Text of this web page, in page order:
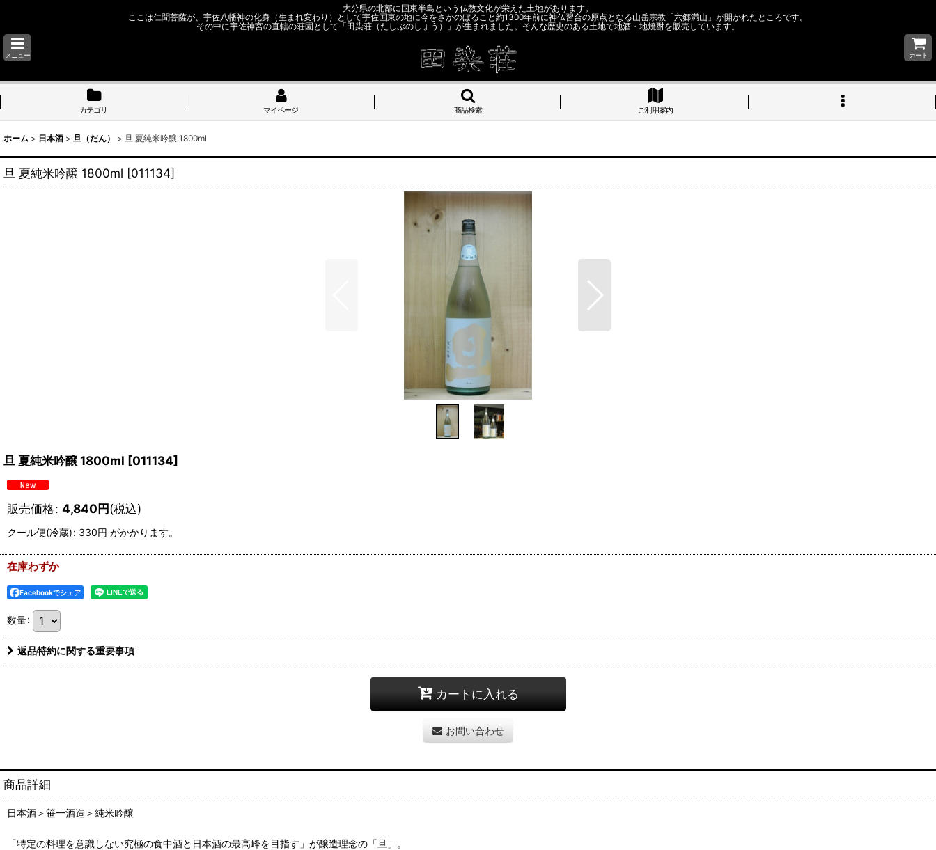
大分県の北部に国東半島という仏教文化が栄えた土地があります。
ここは仁聞菩薩が、宇佐八幡神の化身（生まれ変わり）として宇佐国東の地に今をさかのぼること約1300年前に神仏習合の原点となる山岳宗教「六郷満山」が開かれたところです。
その中に宇佐神宮の直轄の荘園として「田染荘（たしぶのしょう）」が生まれました。そんな歴史のある土地で地酒・地焼酎を販売しています。
メニュー カート
カテゴリ マイページ 商品検索 ご利用案内
ホーム > 日本酒 > 旦（だん） > 旦 夏純米吟醸 1800ml
旦 夏純米吟醸 1800ml [011134]
旦 夏純米吟醸 1800ml [011134]
販売価格: 4,840円(税込)
クール便(冷蔵): 330円 がかかります。
在庫わずか
Facebookでシェア
数量:
返品特約に関する重要事項
カートに入れる
お問い合わせ
商品詳細
日本酒＞笹一酒造＞純米吟醸
「特定の料理を意識しない究極の食中酒と日本酒の最高峰を目指す」が醸造理念の「旦」。